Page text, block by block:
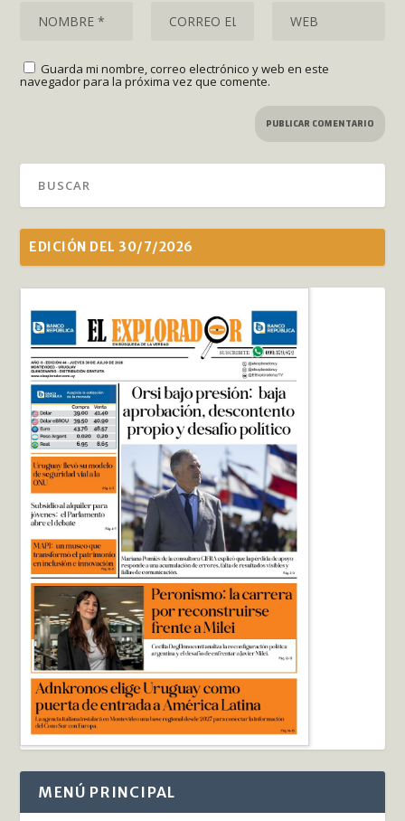
Guarda mi nombre, correo electrónico y web en este
navegador para la próxima vez que comente.
EDICIÓN DEL 30/7/2026
MENÚ PRINCIPAL